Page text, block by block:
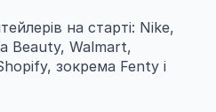
на старті: Nike,
Beauty, Walmart,
зокрема Fenty і